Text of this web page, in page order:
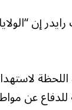
إن
عن